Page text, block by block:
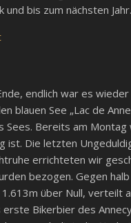
bis zum nächsten Jahr.
endlich war es
blauen See „Lac de
Sees. Bereits am
ist. Die letzten
errichteten wir
bezogen. Gegen
über Null, verteilt
Bikerbier des